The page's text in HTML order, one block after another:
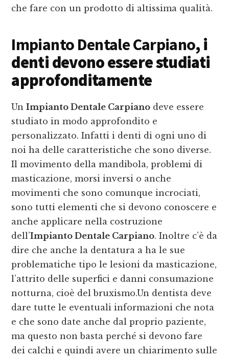
che fare con un prodotto di altissima qualità.
Impianto Dentale Carpiano, i
denti devono essere studiati
approfonditamente
UnImpianto Dentale Carpiano deve essere
studiato in modo approfondito e
personalizzato. Infatti i denti di ogni uno di
noi ha delle caratteristiche che sono diverse.
Il movimento della mandibola, problemi di
masticazione, morsi inversi o anche
movimenti che sono comunque incrociati,
sono tutti elementi che si devono conoscere e
anche applicare nella costruzione
dell’Impianto Dentale Carpiano. Inoltre c’è da
dire che anche la dentatura a ha le sue
problematiche tipo le lesioni da masticazione,
l’attrito delle superfici e danni consumazione
notturna, cioè del bruxismo.Un dentista deve
dare tutte le eventuali informazioni che nota
e che sono date anche dal proprio paziente,
ma questo non basta perché si devono fare
dei calchi e quindi avere un chiarimento sulle